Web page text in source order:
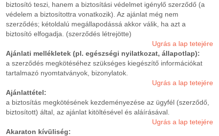
biztosító teszi, hanem a biztosítási védelmet igénylő szerződő (a
védelem a biztosítottra vonatkozik). Az ajánlat még nem
szerződés; kétoldalú megállapodássá akkor válik, ha azt a
biztosító elfogadja. (szerződés létrejötte)
Ugrás a lap tetejére
Ajánlati mellékletek (pl. egészségi nyilatkozat, állapotlap):
a szerződés megkötéséhez szükséges kiegészítő információkat
tartalmazó nyomtatványok, bizonylatok.
Ugrás a lap tetejére
Ajánlattétel:
a biztosítás megkötésének kezdeményezése az ügyfél (szerződő,
biztosított) által, az ajánlat kitöltésével és aláírásával.
Ugrás a lap tetejére
Akaraton kívüliség: